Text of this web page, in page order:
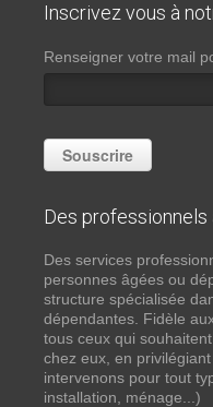
Inscrivez vous à
Renseigner votre mail
Des
Des services
personnes âgées ou
structure spécialisée
dépendantes. Fidèle
tous ceux qui
chez eux, en
intervenons pour tout
installation, ménage...)